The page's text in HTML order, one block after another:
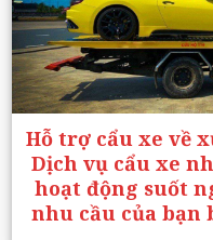
Hỗ trợ cẩu xe về
Dịch vụ cẩu xe
hoạt động suốt
nhu cầu của bạn